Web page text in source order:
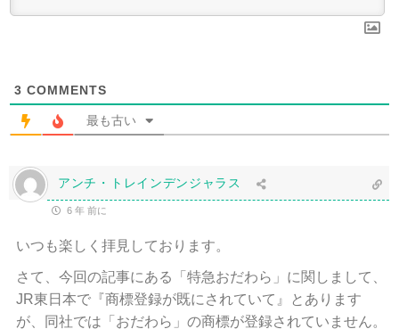
3 COMMENTS
最も古い
アンチ・トレインデンジャラス
6 年 前に
いつも楽しく拝見しております。
さて、今回の記事にある「特急おだわら」に関しまして、
JR東日本で『商標登録が既にされていて』とあります
が、同社では「おだわら」の商標が登録されていません。